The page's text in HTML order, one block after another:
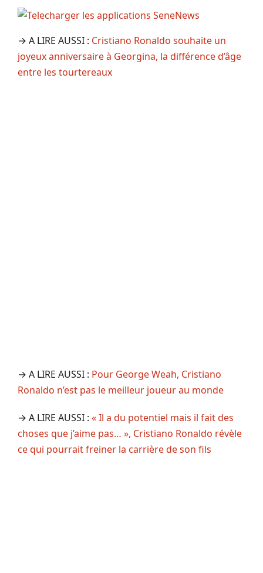
→ A LIRE AUSSI : Cristiano Ronaldo souhaite un
joyeux anniversaire à Georgina, la différence d’âge
entre les tourtereaux
→ A LIRE AUSSI : Pour George Weah, Cristiano
Ronaldo n’est pas le meilleur joueur au monde
→ A LIRE AUSSI : « Il a du potentiel mais il fait des
choses que j’aime pas… », Cristiano Ronaldo révèle
ce qui pourrait freiner la carrière de son fils